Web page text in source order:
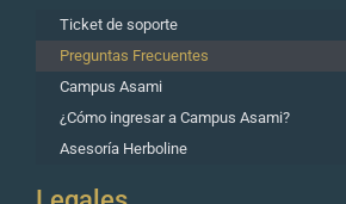
Ticket de soporte
Preguntas Frecuentes
Campus Asami
¿Cómo ingresar a Campus Asami?
Asesoría Herboline